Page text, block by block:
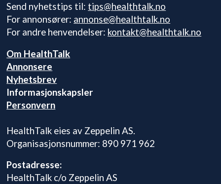
Send nyhetstips til: tips@healthtalk.no
For annonsører: annonse@healthtalk.no
For andre henvendelser: kontakt@healthtalk.no
Om HealthTalk
Annonsere
Nyhetsbrev
Informasjonskapsler
Personvern
HealthTalk eies av Zeppelin AS.
Organisasjonsnummer: 890 971 962
Postadresse:
HealthTalk c/o Zeppelin AS